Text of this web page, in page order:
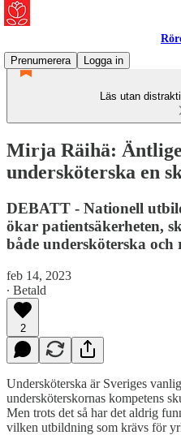
Prenumerera
Logga in
Läs utan
Mirja Räihä:
undersköterska en
DEBATT - Nationell
ökar patientsäkerheten,
både undersköterska och
feb 14, 2023
∙ Betald
2
Undersköterska är Sveriges
undersköterskornas kompetens
Men trots det så har det aldrig
vilken utbildning som krävs för